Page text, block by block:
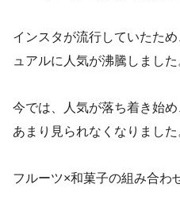
インスタが流行していたた
ュアルに人気が沸騰しました
今では、人気が落ち着き始
あまり見られなくなりました
フルーツ×和菓子の組み合わ